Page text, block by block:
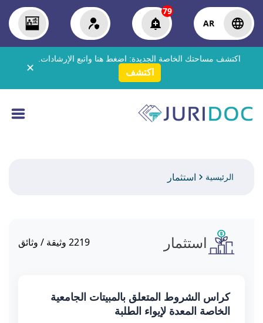
AR
79
اكتشف مساحتك الخاصة الجديدة: اضغط هنا واتبع الإرشادات.
اكتشف ✕
الرئيسية استثمار
استثمار 2219 وثيقة / وثائق
كراس الشروط المتعلق بالمبيتات الجامعية
الخاصة المعدة لإيواء الطلبة